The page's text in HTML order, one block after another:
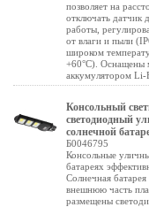
позволяет на
отключать датчик
работы,
от влаги и пыли
широком
+60°C). Оснащены
аккумулятором Li-
Консольный
светодиодный
солнечной
Б0046795
Консольные
батареях
Солнечная
внешнюю часть
размещены